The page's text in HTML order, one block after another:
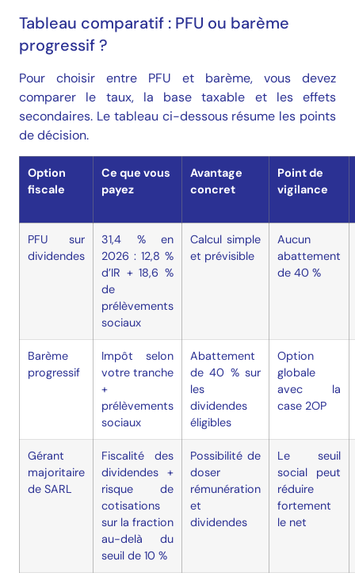
Tableau comparatif : PFU ou barème
progressif ?
Pour choisir entre PFU et barème, vous devez
comparer le taux, la base taxable et les effets
secondaires. Le tableau ci-dessous résume les points
de décision.
Option
fiscale
Ce que vous
payez
Avantage
concret
Point de
vigilance
PFU sur
dividendes
31,4 % en
2026 : 12,8 %
d’IR + 18,6 %
de
prélèvements
sociaux
Calcul simple
et prévisible
Aucun
abattement
de 40 %
Barème
progressif
Impôt selon
votre tranche
+
prélèvements
sociaux
Abattement
de 40 % sur
les
dividendes
éligibles
Option
globale
avec la
case 2OP
Gérant
majoritaire
de SARL
Fiscalité des
dividendes +
risque de
cotisations
sur la fraction
au-delà du
seuil de 10 %
Possibilité de
doser
rémunération
et
dividendes
Le seuil
social peut
réduire
fortement
le net